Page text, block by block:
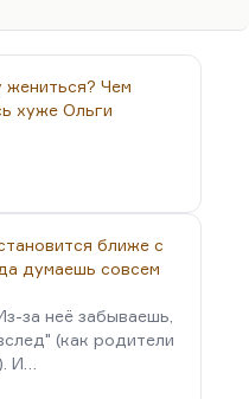
мысль, мысль-то там
как этот несчастный
на
в плену своих
не такова
эта девочка,
Чем
хуже Ольги
ближе с
думаешь совсем
за неё забываешь,
(как родители
И…